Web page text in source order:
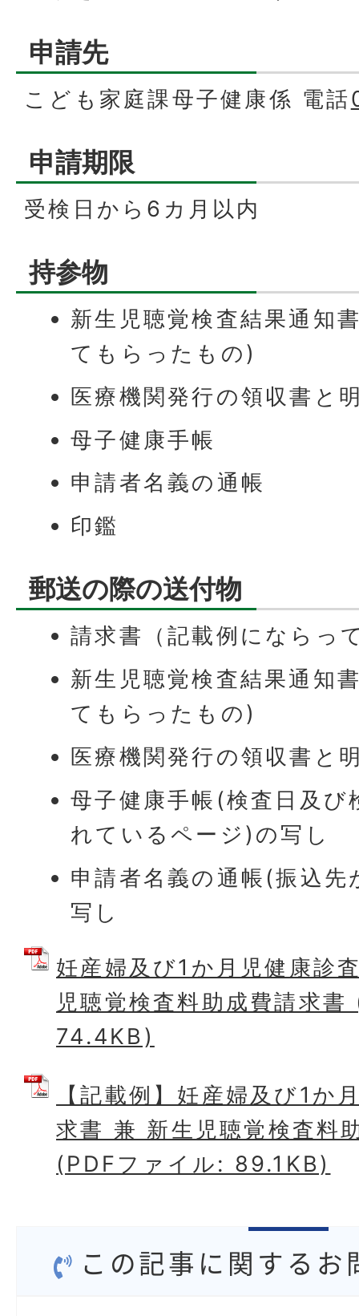
申請先
こども家庭課母子健康係 電話
申請期限
受検日から6カ月以内
持参物
新生児聴覚検査結果通知
てもらったもの)
医療機関発行の領収書と
母子健康手帳
申請者名義の通帳
印鑑
郵送の際の送付物
請求書（記載例にならっ
新生児聴覚検査結果通知
てもらったもの)
医療機関発行の領収書と
母子健康手帳(検査日及び
れているページ)の写し
申請者名義の通帳(振込
写し
妊産婦及び1か月児健康診
児聴覚検査料助成費請求
74.4KB)
【記載例】妊産婦及び1か
求書 兼 新生児聴覚検査料
(PDFファイル: 89.1KB)
この記事に関するお